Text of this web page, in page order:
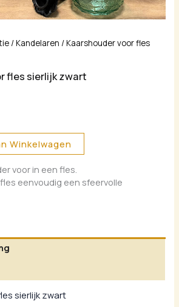
/Kandelaren / Kaarshouder voor fles
fles sierlijk zwart
Winkelwagen
voor in een fles.
eenvoudig een sfeervolle
sierlijk zwart